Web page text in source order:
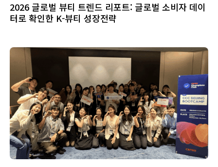
2026 글로벌 뷰티 트렌드 리포트: 글로벌 소비자 데이
터로 확인한 K-뷰티 성장전략